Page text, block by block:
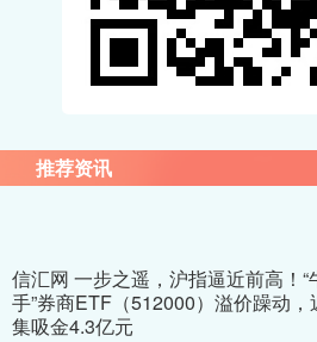
推荐资讯
信汇网 一步之遥，沪指逼近前高！“
手”券商ETF（512000）溢价躁动，
集吸金4.3亿元